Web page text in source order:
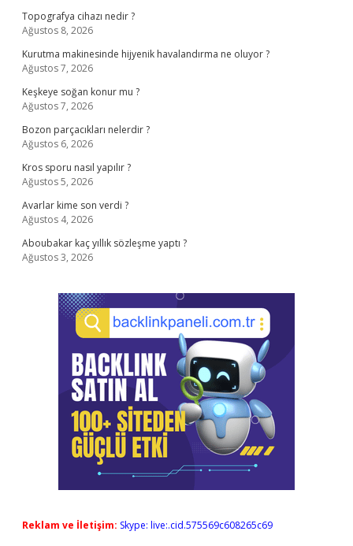
Topografya cihazı nedir ?
Ağustos 8, 2026
Kurutma makinesinde hijyenik havalandırma ne oluyor ?
Ağustos 7, 2026
Keşkeye soğan konur mu ?
Ağustos 7, 2026
Bozon parçacıkları nelerdir ?
Ağustos 6, 2026
Kros sporu nasıl yapılır ?
Ağustos 5, 2026
Avarlar kime son verdi ?
Ağustos 4, 2026
Aboubakar kaç yıllık sözleşme yaptı ?
Ağustos 3, 2026
Reklam ve İletişim: Skype: live:.cid.575569c608265c69